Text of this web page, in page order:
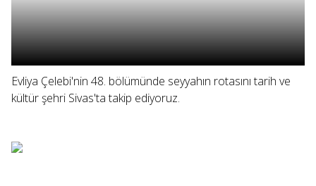
Evliya Çelebi'nin 48. bölümünde seyyahın rotasını tarih ve
kültür şehri Sivas'ta takip ediyoruz.